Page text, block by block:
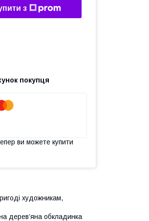
з
покупця
ви можете купити
художникам,
дерев’яна обкладинка